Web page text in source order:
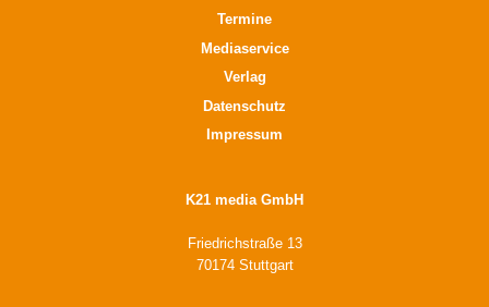
Termine
Mediaservice
Verlag
Datenschutz
Impressum
K21 media GmbH
Friedrichstraße 13
70174 Stuttgart